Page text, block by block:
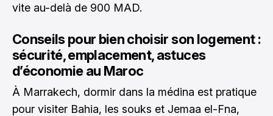
vite au-delà de 900 MAD.
Conseils pour bien choisir son logement :
sécurité, emplacement, astuces
d’économie au Maroc
À Marrakech, dormir dans la médina est pratique
pour visiter Bahia, les souks et Jemaa el-Fna,